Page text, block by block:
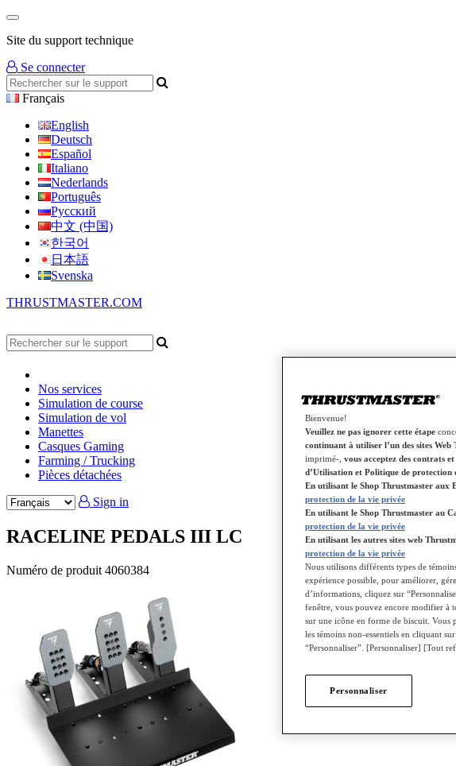
Site du support technique
Se connecter
Français
English
Deutsch
Español
Italiano
Nederlands
Português
Русский
中文 (中国)
한국어
日本語
Svenska
THRUSTMASTER.COM
Nos services
Simulation de course
Simulation de vol
Manettes
Casques Gaming
Farming / Trucking
Pièces détachées
Sign in
RACELINE PEDALS III LC
Numéro de produit 4060384
Bienvenue!
Veuillez ne pas ignorer cette étape
continuant à utiliser l’un des sites
imprimé-, vous acceptez des contrats
d’Utilisation et Politique de protection
En utilisant le Shop Thrustmaster aux
protection de la vie privée
En utilisant le Shop Thrustmaster au
protection de la vie privée
En utilisant les autres sites web
protection de la vie privée
Nous utilisons différents types de
expérience possible, pour améliorer,
d’informations, cliquez sur
fenêtre, vous pouvez encore modifier à
sur une icône en forme de biscuit. Vous
les témoins non-essentiels en cliquant
“Personnaliser”. [Personnaliser] [Tout
Personnaliser